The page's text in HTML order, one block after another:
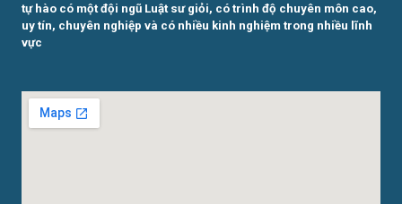
tự hào có một đội ngũ Luật sư giỏi, có trình độ chuyên môn cao,
uy tín, chuyên nghiệp và có nhiều kinh nghiệm trong nhiều lĩnh
vực